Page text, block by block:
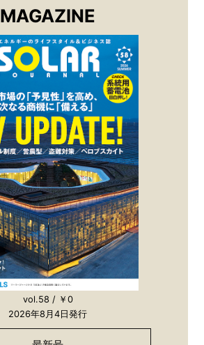
MAGAZINE
vol.58 / ￥0
2026年8月4日発行